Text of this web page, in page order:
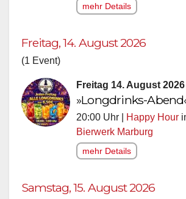
mehr Details
Freitag, 14. August 2026
(1 Event)
Freitag 14. August 2026
»Longdrinks-
20:00 Uhr | Happy Hour
Bierwerk Marburg
mehr Details
Samstag, 15. August 2026